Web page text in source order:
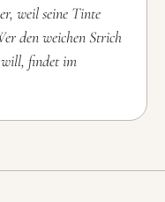
weil seine Tinte
den weichen Strich
will, findet im